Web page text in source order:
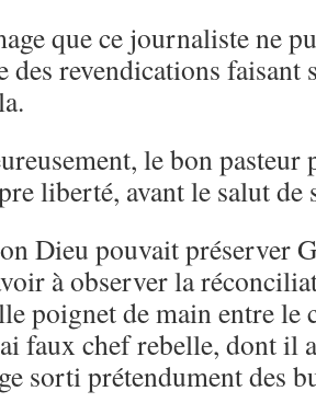
que ce journaliste ne
des revendications faisant
le bon pasteur
liberté, avant le salut de
Dieu pouvait préserver
à observer la
poignet de main entre
faux chef rebelle, dont il
sorti prétendument des